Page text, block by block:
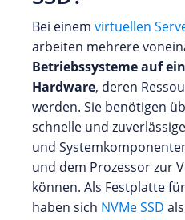
Bei einem virtuellen
arbeiten mehrere
Betriebssysteme auf
Hardware, deren
werden. Sie benötigen
schnelle und
und
und dem Prozessor zur
können. Als Festplatte
haben sich NVMe SSD